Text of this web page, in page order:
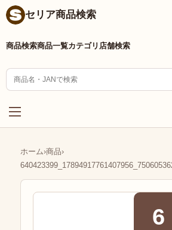
セリア商品検索
商品検索商品一覧カテゴリ 店舗検索
ホーム›商品›
6